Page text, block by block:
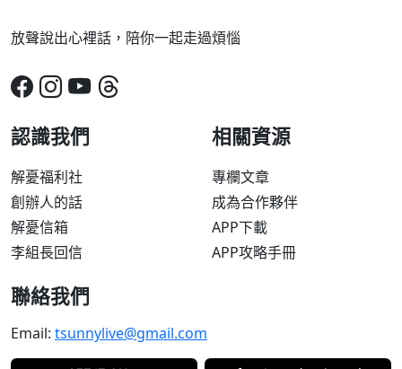
放聲說出心裡話，陪你一起走過煩惱
認識我們
解憂福利社
創辦人的話
解憂信箱
李組長回信
相關資源
專欄文章
成為合作夥伴
APP下載
APP攻略手冊
聯絡我們
Email: tsunnylive@gmail.com